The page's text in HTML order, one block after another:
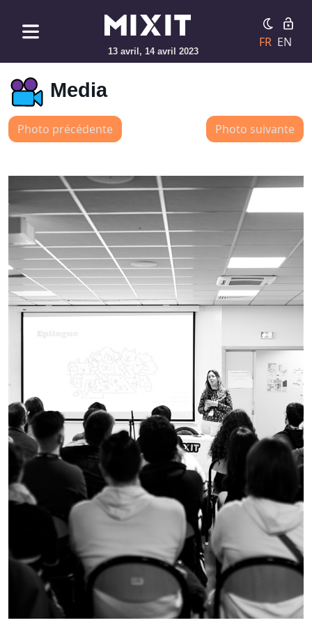
13 avril, 14 avril 2023
FR EN
Media
Photo précédente Photo suivante